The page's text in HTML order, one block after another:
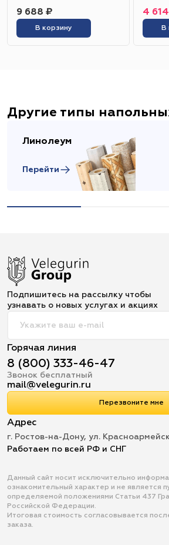
9 688 ₽
В корзину
4
В
Другие типы
Линолеум
Перейти
Подпишитесь на рассылку чтобы
узнавать о новых услугах и акциях
Горячая линия
8 (800) 333-46-47
Звонок бесплатный
mail@velegurin.ru
Перезвоните мне
Адрес
г. Ростов-на-Дону, ул.
Работаем по всей РФ и СНГ
Данный сайт носит исключительно
ознакомительный характер и не является
определяемой положениями Статьи 437
Российской Федерации.
Итоговая стоимость согласовывается
заказа.